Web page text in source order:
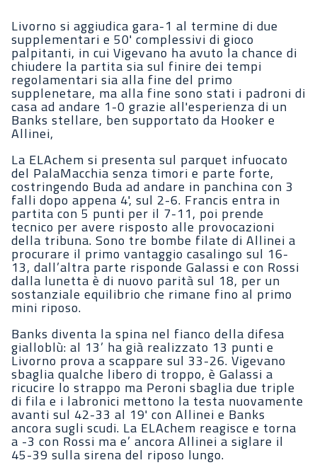
Livorno si aggiudica gara-1 al termine di due
supplementari e 50' complessivi di gioco
palpitanti, in cui Vigevano ha avuto la chance di
chiudere la partita sia sul finire dei tempi
regolamentari sia alla fine del primo
supplenetare, ma alla fine sono stati i padroni di
casa ad andare 1-0 grazie all'esperienza di un
Banks stellare, ben supportato da Hooker e
Allinei,
La ELAchem si presenta sul parquet infuocato
del PalaMacchia senza timori e parte forte,
costringendo Buda ad andare in panchina con 3
falli dopo appena 4', sul 2-6. Francis entra in
partita con 5 punti per il 7-11, poi prende
tecnico per avere risposto alle provocazioni
della tribuna. Sono tre bombe filate di Allinei a
procurare il primo vantaggio casalingo sul 16-
13, dall’altra parte risponde Galassi e con Rossi
dalla lunetta è di nuovo parità sul 18, per un
sostanziale equilibrio che rimane fino al primo
mini riposo.
Banks diventa la spina nel fianco della difesa
gialloblù: al 13’ ha già realizzato 13 punti e
Livorno prova a scappare sul 33-26. Vigevano
sbaglia qualche libero di troppo, è Galassi a
ricucire lo strappo ma Peroni sbaglia due triple
di fila e i labronici mettono la testa nuovamente
avanti sul 42-33 al 19' con Allinei e Banks
ancora sugli scudi. La ELAchem reagisce e torna
a -3 con Rossi ma e’ ancora Allinei a siglare il
45-39 sulla sirena del riposo lungo.